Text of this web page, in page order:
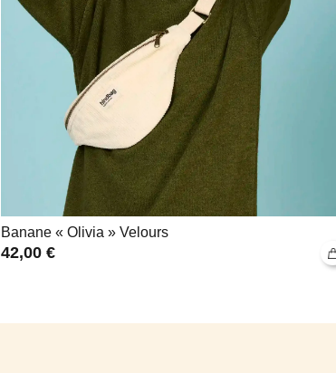
Banane « Olivia » Velours
42,00 €